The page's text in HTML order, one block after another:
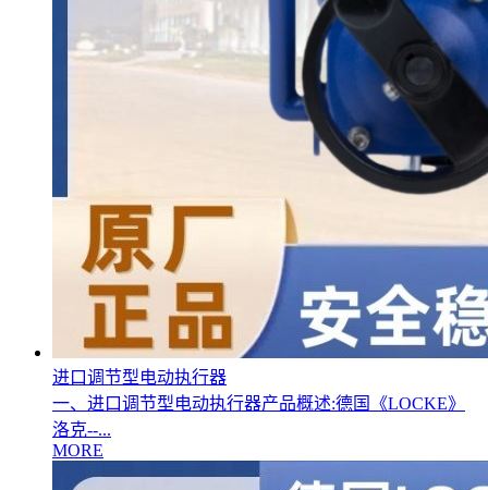
进口调节型电动执行器
一、进口调节型电动执行器产品概述:德国《LOCKE》
洛克--...
MORE